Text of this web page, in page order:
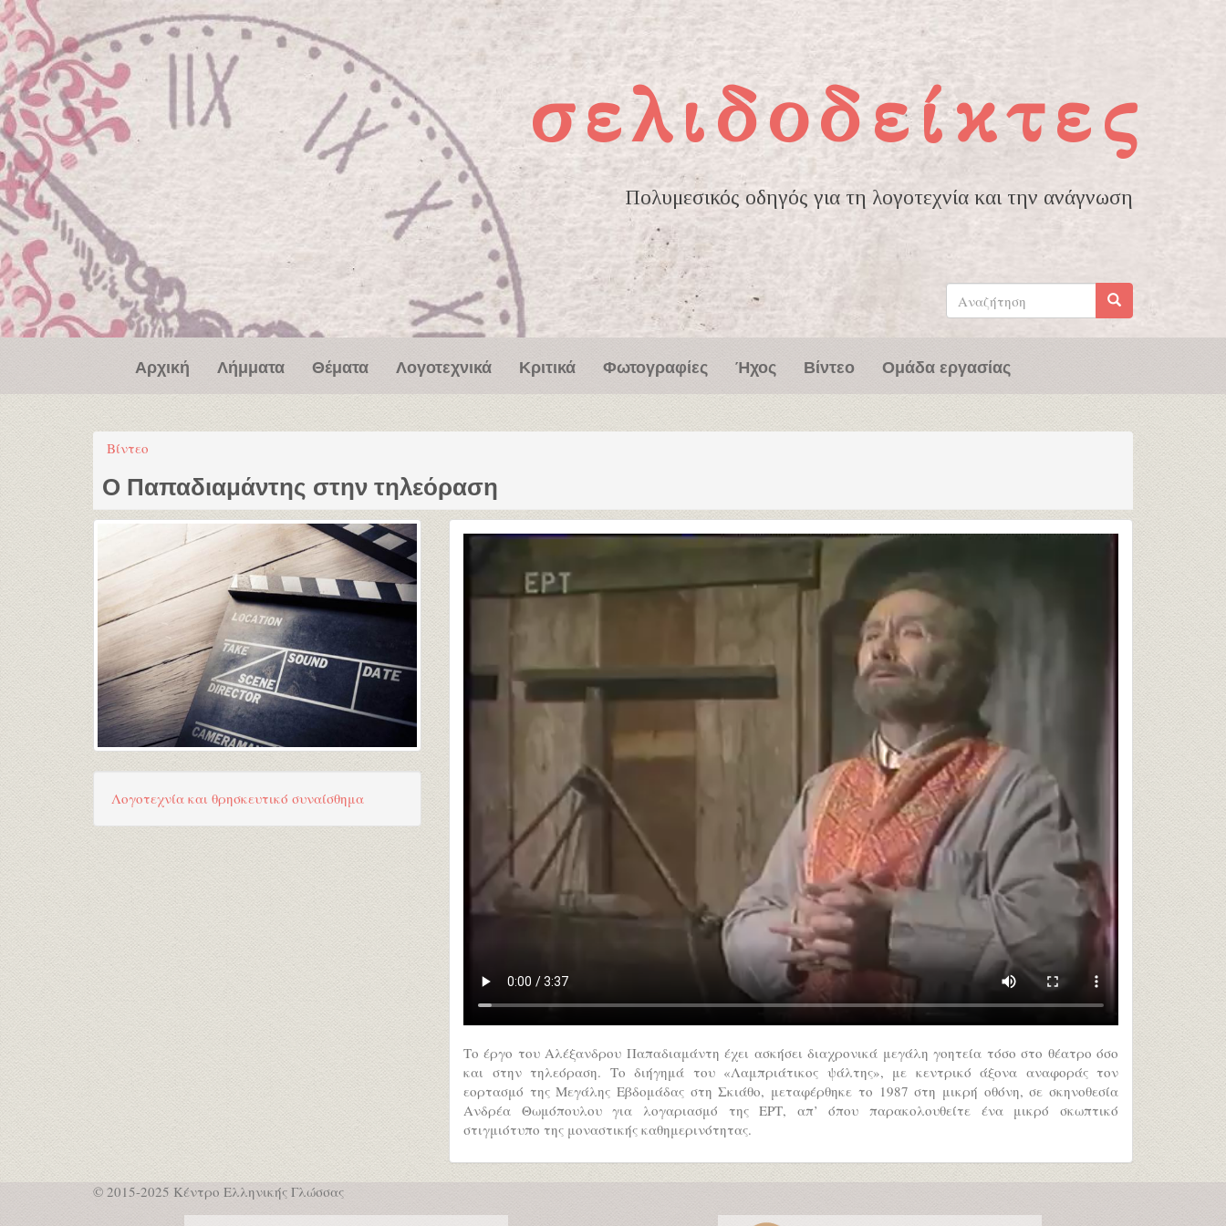
Παράκαμψη προς το κυρίως περιεχόμενο
σελιδοδείκτες
Πολυμεσικός οδηγός για τη λογοτεχνία και την ανάγνωση
Φόρμα
αναζήτησης
Αναζήτηση
Αρχική Λήμματα Θέματα Λογοτεχνικά Κριτικά Φωτογραφίες Ήχος Βίντεο Ομάδα εργασίας
Βίντεο
Ο Παπαδιαμάντης στην τηλεόραση
Λογοτεχνία και θρησκευτικό συναίσθημα
Το έργο του Αλέξανδρου Παπαδιαμάντη έχει ασκήσει διαχρονικά μεγάλη γοητεία τόσο στο θέατρο όσο
και στην τηλεόραση. Το διήγημά του «Λαμπριάτικος ψάλτης», με κεντρικό άξονα αναφοράς τον
εορτασμό της Μεγάλης Εβδομάδας στη Σκιάθο, μεταφέρθηκε το 1987 στη μικρή οθόνη, σε σκηνοθεσία
Ανδρέα Θωμόπουλου για λογαριασμό της ΕΡΤ, απ’ όπου παρακολουθείτε ένα μικρό σκωπτικό
στιγμιότυπο της μοναστικής καθημερινότητας.
© 2015-2025 Κέντρο Ελληνικής Γλώσσας